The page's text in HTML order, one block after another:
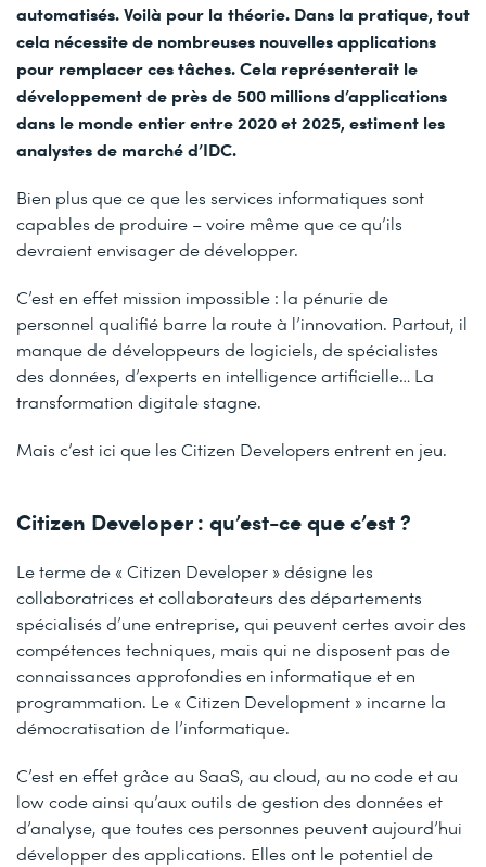
automatisés. Voilà pour la théorie. Dans la pratique, tout
cela nécessite de nombreuses nouvelles applications
pour remplacer ces tâches. Cela représenterait le
développement de près de 500 millions d’applications
dans le monde entier entre 2020 et 2025, estiment les
analystes de marché d’IDC.
Bien plus que ce que les services informatiques sont
capables de produire – voire même que ce qu’ils
devraient envisager de développer.
C’est en effet mission impossible : la pénurie de
personnel qualifié barre la route à l’innovation. Partout, il
manque de développeurs de logiciels, de spécialistes
des données, d’experts en intelligence artificielle… La
transformation digitale stagne.
Mais c’est ici que les Citizen Developers entrent en jeu.
Citizen Developer : qu’est-ce que c’est ?
Le terme de « Citizen Developer » désigne les
collaboratrices et collaborateurs des départements
spécialisés d’une entreprise, qui peuvent certes avoir des
compétences techniques, mais qui ne disposent pas de
connaissances approfondies en informatique et en
programmation. Le « Citizen Development » incarne la
démocratisation de l’informatique.
C’est en effet grâce au SaaS, au cloud, au no code et au
low code ainsi qu’aux outils de gestion des données et
d’analyse, que toutes ces personnes peuvent aujourd’hui
développer des applications. Elles ont le potentiel de